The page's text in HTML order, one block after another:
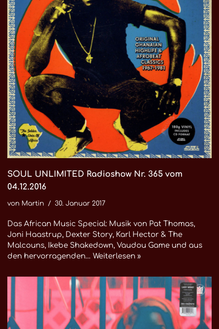
SOUL UNLIMITED Radioshow Nr. 365 vom
04.12.2016
von Martin 30. Januar 2017
Das African Music Special: Musik von Pat Thomas,
Joni Haastrup, Dexter Story, Karl Hector & The
Malcouns, Ikebe Shakedown, Vaudou Game und aus
den hervorragenden… Weiterlesen »